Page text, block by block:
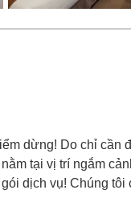
dừng! Do chỉ cần
tại vị trí ngắm
dịch vụ! Chúng